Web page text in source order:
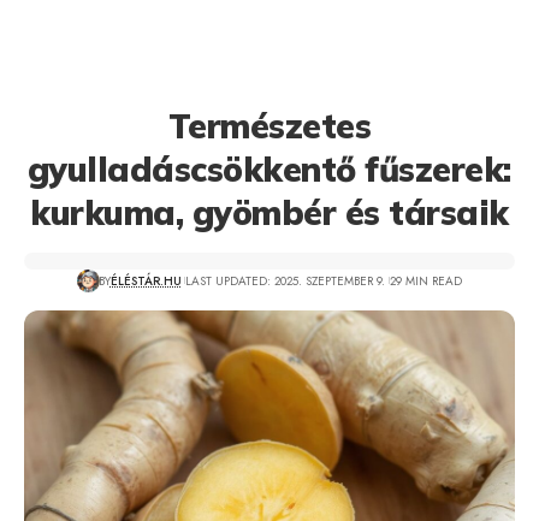
Természetes
gyulladáscsökkentő fűszerek:
kurkuma, gyömbér és társaik
BYÉLÉSTÁR.HU LAST UPDATED: 2025. SZEPTEMBER 9. 29 MIN READ